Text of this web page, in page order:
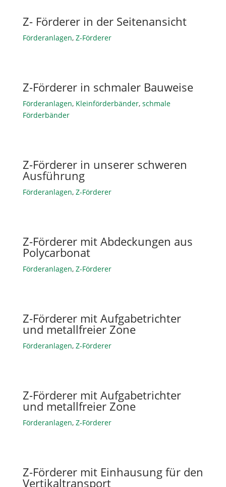
Z- Förderer in der Seitenansicht
Förderanlagen, Z-Förderer
Z-Förderer in schmaler Bauweise
Förderanlagen, Kleinförderbänder, schmale
Förderbänder
Z-Förderer in unserer schweren
Ausführung
Förderanlagen, Z-Förderer
Z-Förderer mit Abdeckungen aus
Polycarbonat
Förderanlagen, Z-Förderer
Z-Förderer mit Aufgabetrichter
und metallfreier Zone
Förderanlagen, Z-Förderer
Z-Förderer mit Aufgabetrichter
und metallfreier Zone
Förderanlagen, Z-Förderer
Z-Förderer mit Einhausung für den
Vertikaltransport